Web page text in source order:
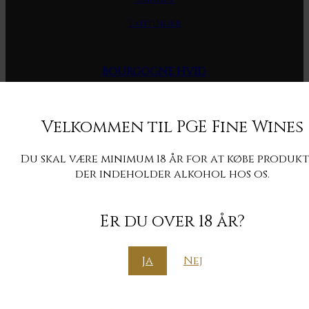
Velkommen til PGE Fine Wines
Du skal være minimum 18 år for at købe
der indeholder alkohol hos os.
Er du over 18 år?
Ja Nej
Taittinger
BOURGOGNE HVID
Bachelet-Monnot
Coffinet-Duvernay
Jacques Carillon
Lamy-Caillat
Laurent Tribut